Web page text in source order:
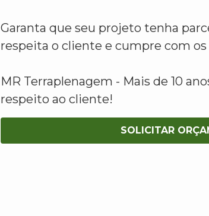
Garanta que seu projeto tenha
respeita o cliente e cumpre com os
MR Terraplenagem - Mais de 10
respeito ao cliente!
SOLICITAR